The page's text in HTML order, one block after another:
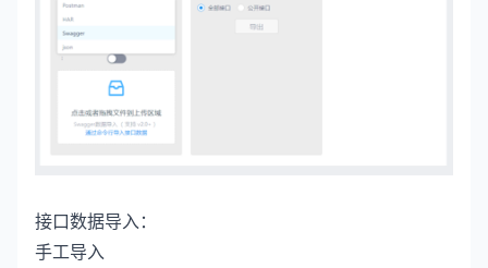
接口数据导入：
手工导入